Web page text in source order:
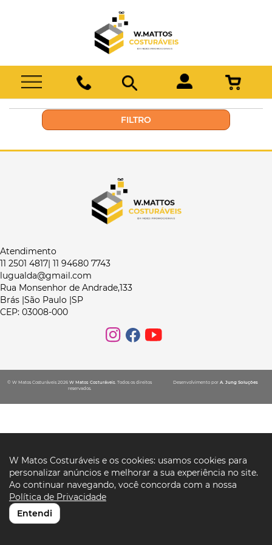
FILTRO
Atendimento
11 2501 4817| 11 94680 7743
lugualda@gmail.com
Rua Monsenhor de Andrade,133
Brás |São Paulo |SP
CEP: 03008-000
© W Matos Costuráveis 2026 W Matos Costuráveis. Todos os direitos
reservados.
Desenvolvimento por A. Jung Soluções
W Matos Costuráveis e os cookies: usamos cookies para
personalizar anúncios e melhorar a sua experiência no site.
Ao continuar navegando, você concorda com a nossa
Política de Privacidade
Entendi